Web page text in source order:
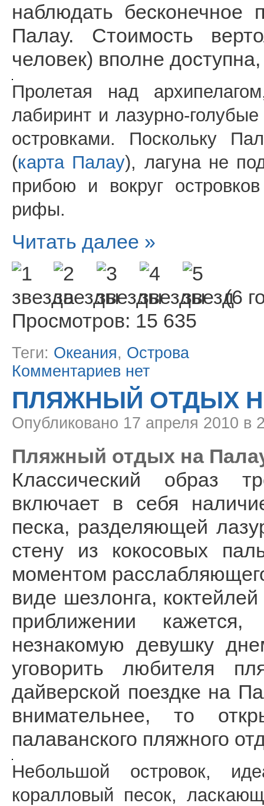
наблюдать бесконечное
Палау. Стоимость
человек) вполне
Пролетая над
лабиринт и лазурно-
островками. Поскольку
(карта Палау), лагуна не
прибою и вокруг
рифы.
Читать далее »
(6
Просмотров: 15 635
Теги: Океания, Острова
Комментариев нет
ПЛЯЖНЫЙ ОТДЫХ
Опубликовано 17 апреля 2010 в
Пляжный отдых на
Классический образ
включает в себя
песка, разделяющей
стену из кокосовых
моментом
виде шезлонга,
приближении
незнакомую девушку
уговорить любителя
дайверской поездке на
внимательнее, то
палаванского пляжного
Небольшой островок,
коралловый песок,